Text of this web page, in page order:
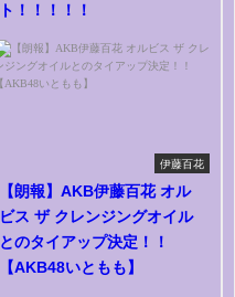
ト！！！！！
伊藤百花
【朗報】AKB伊藤百花 オル
ビス ザ クレンジングオイル
とのタイアップ決定！！
【AKB48いともも】